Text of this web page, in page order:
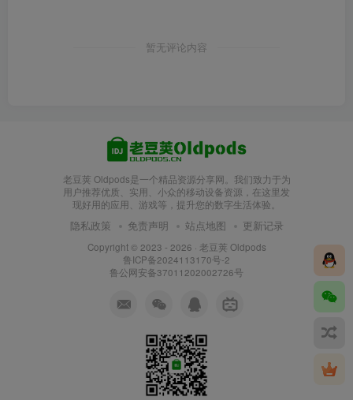
暂无评论内容
老豆荚 Oldpods是一个精品资源分享网。我们致力于为
用户推荐优质、实用、小众的移动设备资源，在这里发
现好用的应用、游戏等，提升您的数字生活体验。
隐私政策 免责声明 站点地图 更新记录
Copyright © 2023 - 2026 · 老豆荚 Oldpods
鲁ICP备2024113170号-2
鲁公网安备37011202002726号